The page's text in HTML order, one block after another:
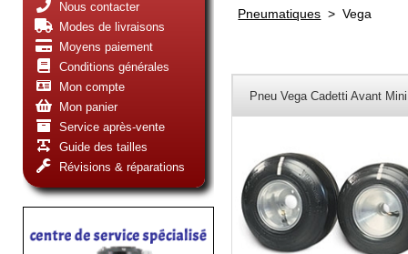
Nous contacter
Modes de livraisons
Moyens paiement
Conditions générales
Mon compte
Mon panier
Service après-vente
Guide des tailles
Révisions & réparations
Pneumatiques >Vega
Pneu Vega Cadetti Avant